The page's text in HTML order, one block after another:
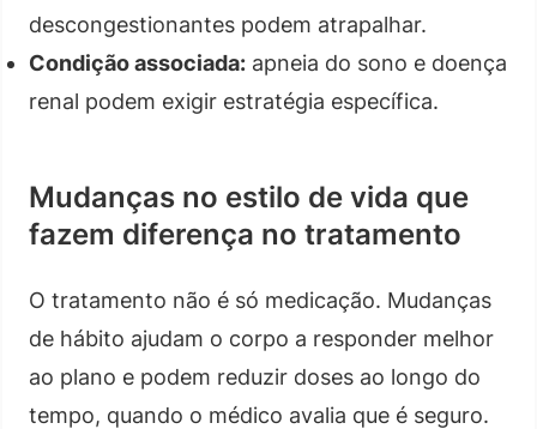
descongestionantes podem atrapalhar.
Condição associada: apneia do sono e doença
renal podem exigir estratégia específica.
Mudanças no estilo de vida que
fazem diferença no tratamento
O tratamento não é só medicação. Mudanças
de hábito ajudam o corpo a responder melhor
ao plano e podem reduzir doses ao longo do
tempo, quando o médico avalia que é seguro.